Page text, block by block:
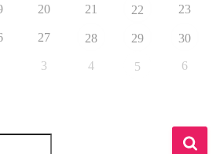
20 21 22 23
27 28 29 30
3 4 5 6